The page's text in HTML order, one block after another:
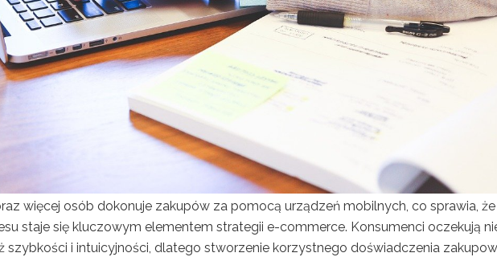
więcej osób dokonuje zakupów za pomocą urządzeń mobilnych, co sprawia, że
staje się kluczowym elementem strategii e-commerce. Konsumenci oczekują
szybkości i intuicyjności, dlatego stworzenie korzystnego doświadczenia